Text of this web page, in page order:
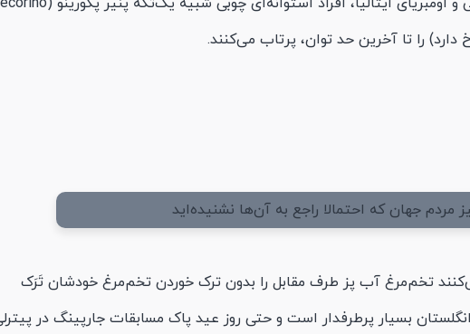
را تا آخرین حد توان، پرتاب می‌کنند.
تخم‌مرغ آب پز طرف مقابل را بدون ترک خوردن تخم‌مرغ خودشان تَرَک
بسیار پرطرفدار است و حتی روز عید پاک مسابقات جارپینگ در